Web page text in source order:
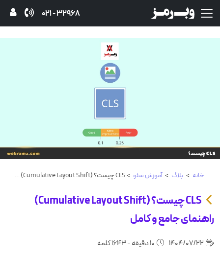
32968 - 021
خانه > بلاگ > آموزش‌ سئو > CLS چیست؟ (Cumulative Layout Shift) راهنمای جامع و کامل
CLS چیست؟ (Cumulative Layout Shift)
راهنمای جامع و کامل